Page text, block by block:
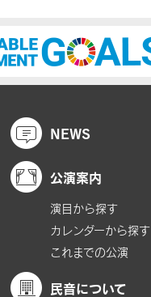
NEWS
公演案内
演目から探す
カレンダーから探す
これまでの公演
民音について